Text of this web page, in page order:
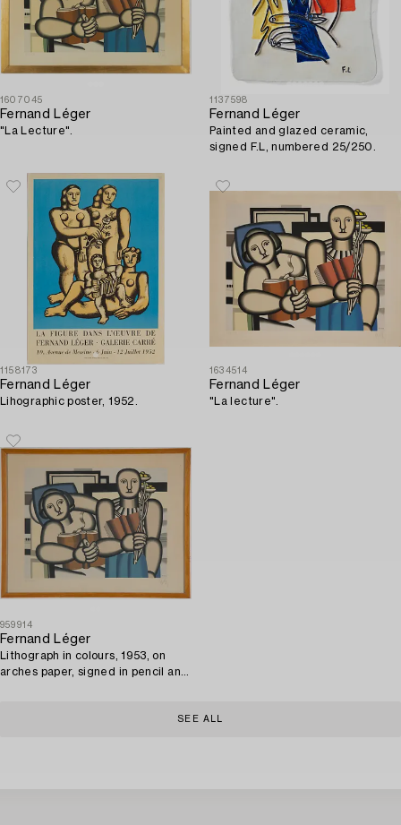
1607045
Fernand Léger
"La Lecture".
1137598
Fernand Léger
Painted and glazed ceramic,
signed F.L, numbered 25/250.
1158173
Fernand Léger
Lihographic poster, 1952.
1634514
Fernand Léger
"La lecture".
959914
Fernand Léger
Lithograph in colours, 1953, on
arches paper, signed in pencil and
SEE ALL